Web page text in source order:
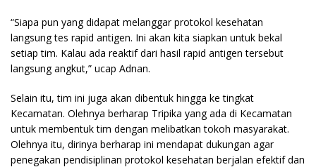
“Siapa pun yang didapat melanggar protokol kesehatan
langsung tes rapid antigen. Ini akan kita siapkan untuk bekal
setiap tim. Kalau ada reaktif dari hasil rapid antigen tersebut
langsung angkut,” ucap Adnan.
Selain itu, tim ini juga akan dibentuk hingga ke tingkat
Kecamatan. Olehnya berharap Tripika yang ada di Kecamatan
untuk membentuk tim dengan melibatkan tokoh masyarakat.
Olehnya itu, dirinya berharap ini mendapat dukungan agar
penegakan pendisiplinan protokol kesehatan berjalan efektif dan